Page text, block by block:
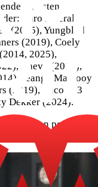
artiesten en
Caro Emerald
(2015), Yungblud
(2019), Coely
2025),
Haevn (2017),
Jeangu Macrooy
(2019), Zuco 103
Dekker (2024).
een podium
acts.